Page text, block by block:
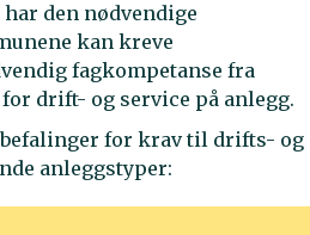
den nødvendige
kan kreve
fagkompetanse fra
drift- og service på anlegg.
for krav til drifts- og
anleggstyper: